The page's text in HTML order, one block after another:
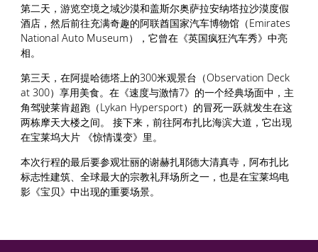
第二天，游览空境之域沙漠和盖斯尔奥萨拉安纳塔拉沙漠度假
酒店，然后前往充满奇趣的阿联酋国家汽车博物馆（Emirates
National Auto Museum），它曾在《英国疯狂汽车秀》中亮
相。
第三天，在阿提哈德塔上的300米观景台（Observation Deck
at 300）享用美食。在《速度与激情7》的一个经典场面中，主
角驾驶莱肯超跑（Lykan Hypersport）的冒死一跃就发生在这
两栋摩天大楼之间。 接下来，前往阿布扎比海滨大道，它出现
在宝莱坞大片 《惊情谍变》里。
本次行程的最后要参观壮丽的谢赫扎耶德大清真寺，阿布扎比
标志性建筑、全球最大的宗教礼拜场所之一，也是在宝莱坞电
影《宝贝》中出现的重要场景。